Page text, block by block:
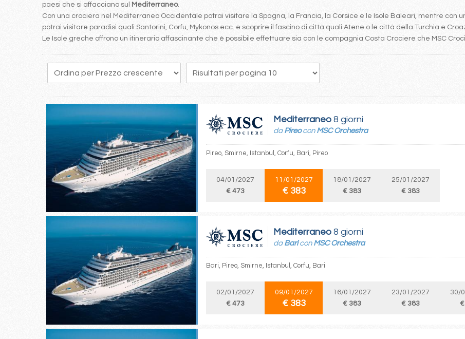
paesi che si affacciano sul
Mediterraneo.
Con una crociera nel Mediterraneo Occidentale potrai visitare la Spagna, la Francia, la Corsice e le Isole Baleari, mentre con
potrai visitare paradisi quali Santorini, Corfu, Mykonos ecc. e scoprire il fascino di città quali Atene o le città della Turchia e
Le Isole greche offrono un itinerario affascinante che è possibile effettuare sia con le compagnia Costa Crociere che MSC
25 26 27 28 30 31 32 33
Mediterraneo 8 giorni
da Pireocon MSC Orchestra
Pireo, Smirne, Istanbul, Corfu, Bari, Pireo
04/01/2027
€ 473
11/01/2027
€ 383
18/01/2027
€ 383
25/01/2027
€ 383
Mediterraneo 8 giorni
da Baricon MSC Orchestra
Bari, Pireo, Smirne, Istanbul, Corfu, Bari
02/01/2027
€ 473
09/01/2027
€ 383
16/01/2027
€ 383
23/01/2027
€ 383
30/
€